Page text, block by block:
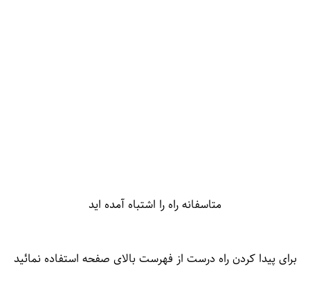
متاسفانه راه را اشتباه آمده اید
برای پیدا کردن راه درست از فهرست بالای صفحه استفاده نمائید